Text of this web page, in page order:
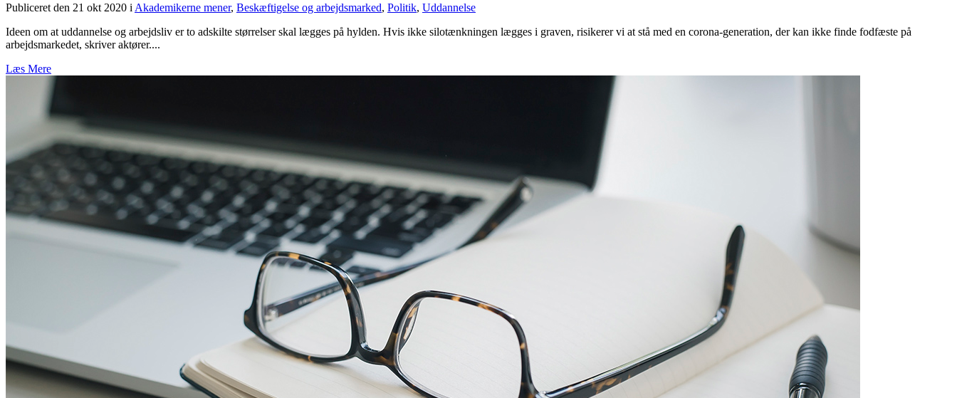
Publiceret den 21 okt 2020 i Akademikerne mener, Beskæftigelse og arbejdsmarked, Politik, Uddannelse
Ideen om at uddannelse og arbejdsliv er to adskilte størrelser skal lægges på hylden. Hvis ikke silotænkningen lægges i graven, risikerer vi at stå med en corona-generation, der kan ikke finde fodfæste på
arbejdsmarkedet, skriver aktører....
Læs Mere